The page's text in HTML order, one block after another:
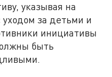
указывая на
за детьми и
инициативы
быть